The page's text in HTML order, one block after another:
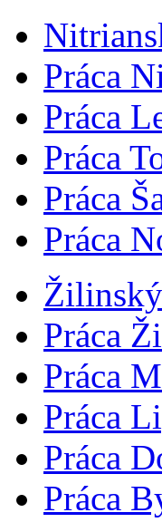
Práca
Práca
Práca
Práca
Práca
Práca
Práca
Práca
Práca
Práca